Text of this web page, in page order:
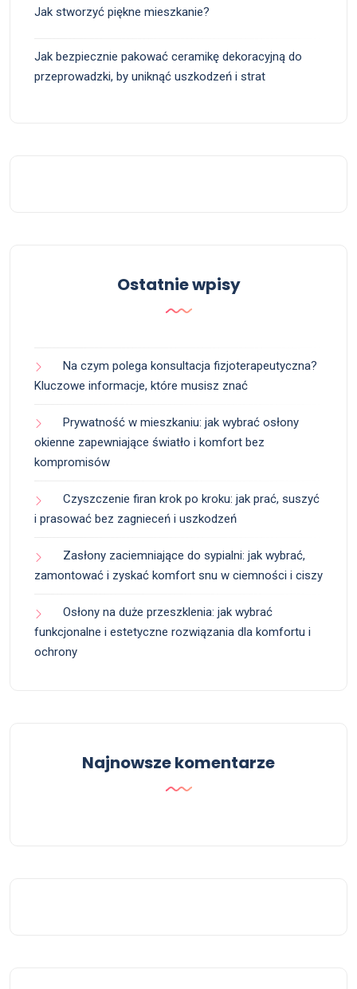
Jak stworzyć piękne mieszkanie?
Jak bezpiecznie pakować ceramikę dekoracyjną do
przeprowadzki, by uniknąć uszkodzeń i strat
Ostatnie wpisy
Na czym polega konsultacja fizjoterapeutyczna?
Kluczowe informacje, które musisz znać
Prywatność w mieszkaniu: jak wybrać osłony
okienne zapewniające światło i komfort bez
kompromisów
Czyszczenie firan krok po kroku: jak prać, suszyć
i prasować bez zagnieceń i uszkodzeń
Zasłony zaciemniające do sypialni: jak wybrać,
zamontować i zyskać komfort snu w ciemności i ciszy
Osłony na duże przeszklenia: jak wybrać
funkcjonalne i estetyczne rozwiązania dla komfortu i
ochrony
Najnowsze komentarze